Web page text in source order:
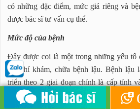
có những đặc điểm, mức giá riêng và
được bác sĩ tư vấn cụ thể.
Mức độ của bệnh
Đây được coi là một trong những yếu tố
chi phí khám, chữa bệnh lậu. Bệnh lậu
triển theo 2 giai đoạn chính là cấp tính
bệnh ở mức độ nhẹ, chưa tiến triển nặng